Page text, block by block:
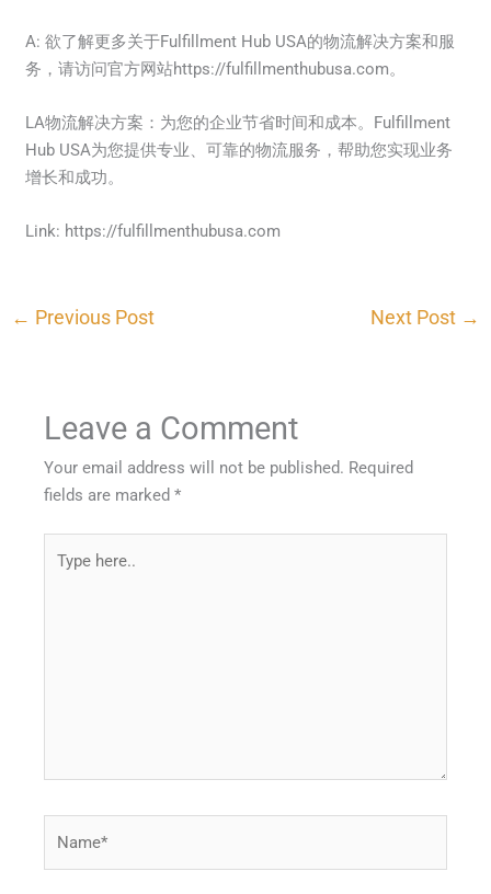
A: 欲了解更多关于Fulfillment Hub USA的物流解决方案和服
务，请访问官方网站https://fulfillmenthubusa.com。
LA物流解决方案：为您的企业节省时间和成本。Fulfillment
Hub USA为您提供专业、可靠的物流服务，帮助您实现业务
增长和成功。
Link: https://fulfillmenthubusa.com
← Previous Post Next Post →
Leave a Comment
Your email address will not be published. Required
fields are marked*
here..